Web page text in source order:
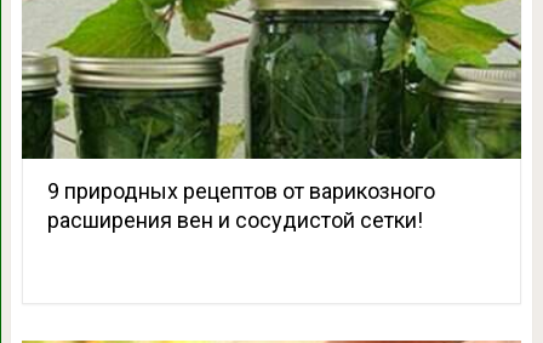
9 природных рецептов от варикозного
расширения вен и сосудистой сетки!